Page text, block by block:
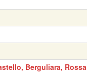
Berguliara,